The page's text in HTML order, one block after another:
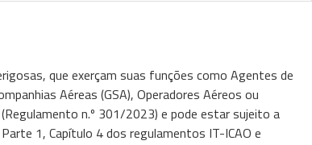
que exerçam suas funções como Agentes de
Aéreas (GSA), Operadores Aéreos ou
n.º 301/2023) e pode estar sujeito a
1, Capítulo 4 dos regulamentos IT-ICAO e